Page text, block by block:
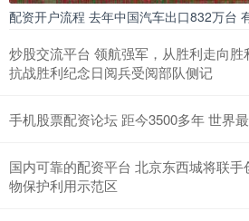
配资开户流程 去年中国汽车出口832万台
炒股交流平台 领航强军，从胜利走向
抗战胜利纪念日阅兵受阅部队侧记
手机股票配资论坛 距今3500多年 世界
国内可靠的配资平台 北京东西城将联
物保护利用示范区